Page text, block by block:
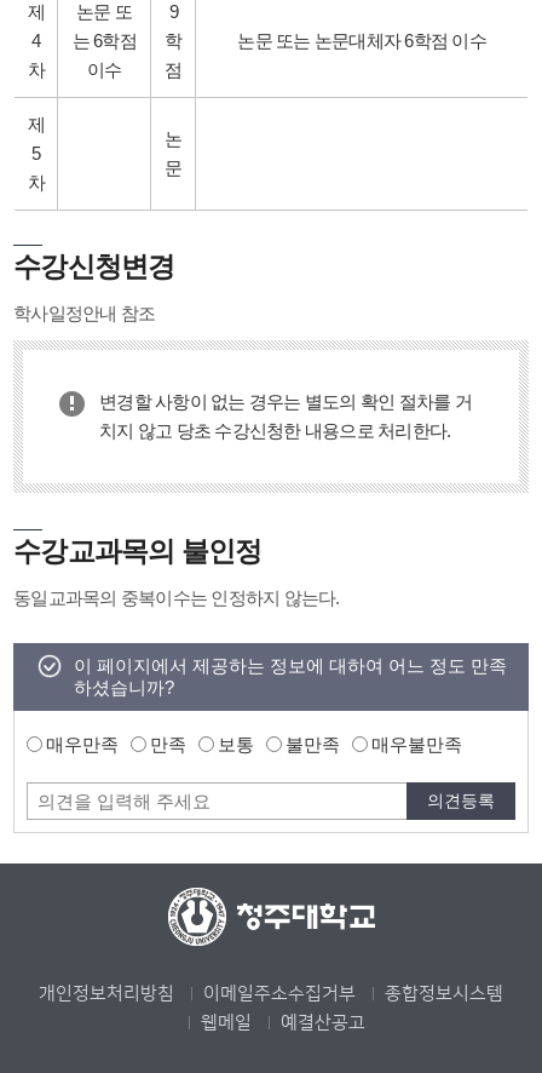
제
4
차
논문 또
는 6학점
이수
9
학
점
논문 또는 논문대체자 6학점 이수
제
5
차
논
문
수강신청변경
학사일정안내 참조
변경할 사항이 없는 경우는 별도의 확인 절차를 거
치지 않고 당초 수강신청한 내용으로 처리한다.
수강교과목의 불인정
동일교과목의 중복이수는 인정하지 않는다.
이 페이지에서 제공하는 정보에 대하여 어느 정도 만족
하셨습니까?
매우만족 만족 보통 불만족 매우불만족
개인정보처리방침 이메일주소수집거부
종합정보시스템
웹메일
예결산공고